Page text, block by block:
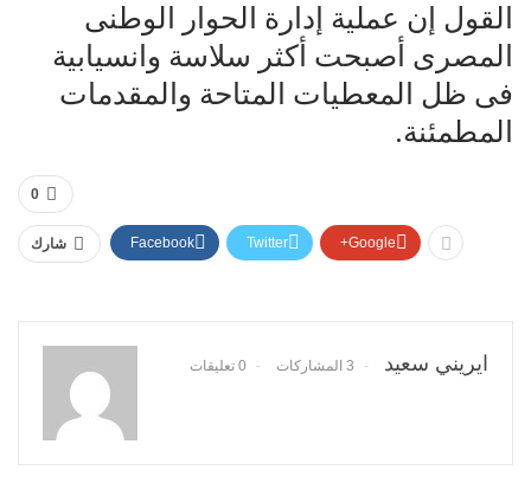
القول إن عملية إدارة الحوار الوطنى
المصرى أصبحت أكثر سلاسة وانسيابية
فى ظل المعطيات المتاحة والمقدمات
المطمئنة.
0
شارك Facebook Twitter Google+
ايريني سعيد 3 المشاركات 0 تعليقات